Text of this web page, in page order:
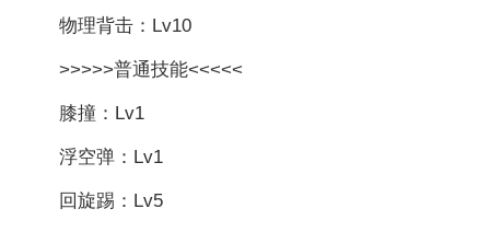
物理背击：Lv10
>>>>>普通技能<<<<<
膝撞：Lv1
浮空弹：Lv1
回旋踢：Lv5